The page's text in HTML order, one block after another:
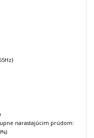
narastajúcim prúdom: